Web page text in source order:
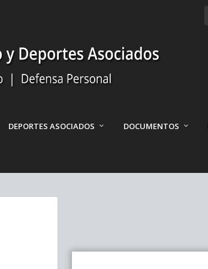
DEPORTES ASOCIADOS DOCUMENTOS